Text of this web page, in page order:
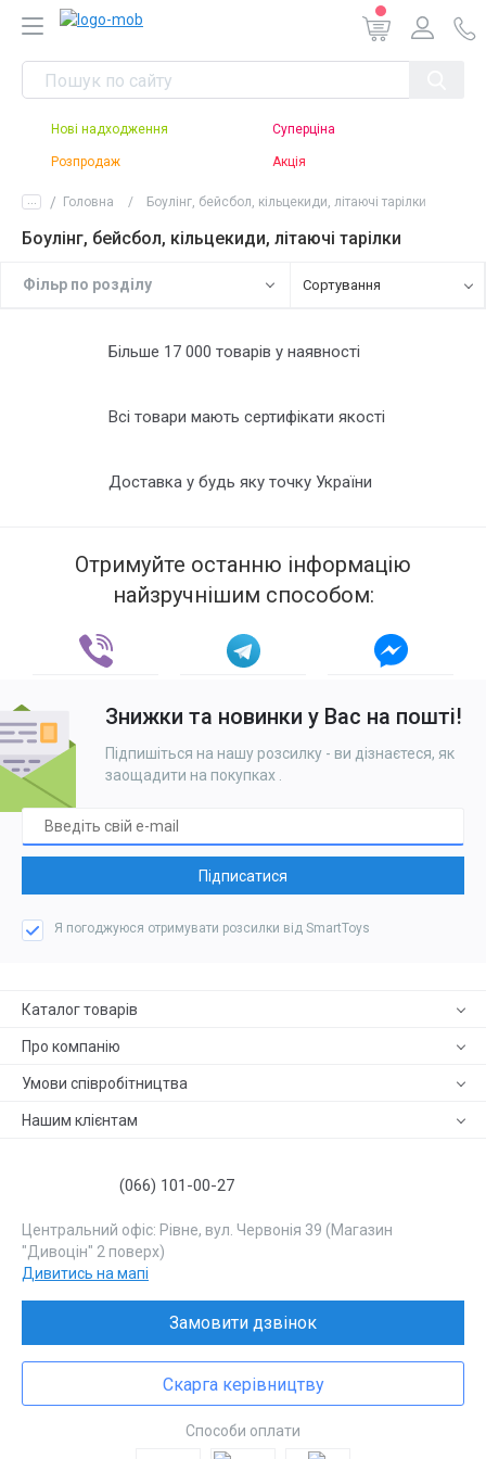
Нові надходження Суперціна
Розпродаж Акція
Головна
... Боулінг, бейсбол, кільцекиди, літаючі тарілки
Боулінг, бейсбол, кільцекиди, літаючі тарілки
Фiльр по роздiлу Сортування
Більше 17 000 товарів у наявності
Всі товари мають сертифікати якості
Доставка у будь яку точку України
Отримуйте останню інформацію
найзручнішим способом:
Знижки та новинки у Вас на пошті!
Підпишіться на нашу розсилку - ви дізнаєтеся, як
заощадити на покупках
Підписатися
Я погоджуюся отримувати розсилки від SmartToys
Каталог товарів
Про компанію
Умови співробітництва
Нашим клієнтам
(066) 101-00-27
Центральний офіс: Рівне, вул. Червонія 39 (Магазин
"Дивоцін" 2 поверх)
Дивитись на мапі
Замовити дзвінок
Скарга керівництву
Способи оплати